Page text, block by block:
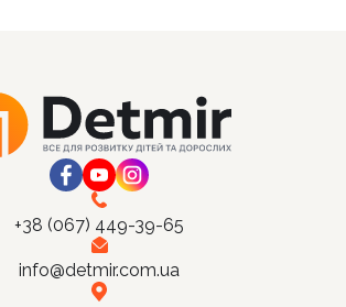
+38 (067) 449-39-65
info@detmir.com.ua